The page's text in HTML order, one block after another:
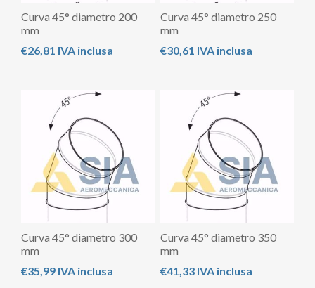
Curva 45° diametro 200
mm
€26,81 IVA inclusa
Curva 45° diametro 250
mm
€30,61 IVA inclusa
Curva 45° diametro 300
mm
€35,99 IVA inclusa
Curva 45° diametro 350
mm
€41,33 IVA inclusa